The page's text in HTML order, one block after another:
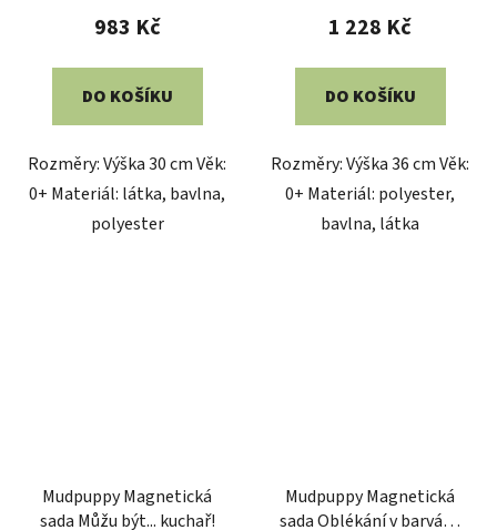
983 Kč
DO KOŠÍKU
Rozměry: Výška 30 cm Věk:
0+ Materiál: látka, bavlna,
polyester
1 228 Kč
DO KOŠÍKU
Rozměry: Výška 36 cm Věk:
0+ Materiál: polyester,
bavlna, látka
Mudpuppy Magnetická
sada Můžu být... ​​kuchař!
Mudpuppy Magnetická
sada Oblékání v barvách